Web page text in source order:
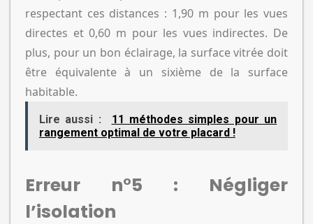
respectant ces distances : 1,90 m pour les vues
directes et 0,60 m pour les vues indirectes. De
plus, pour un bon éclairage, la surface vitrée doit
être équivalente à un sixième de la surface
habitable.
Lire aussi :
11 méthodes simples pour un
rangement optimal de votre placard !
Erreur n°5 : Négliger
l’isolation